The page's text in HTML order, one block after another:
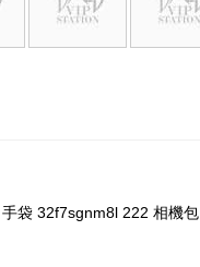
袋 32f7sgnm8l 222 相機包